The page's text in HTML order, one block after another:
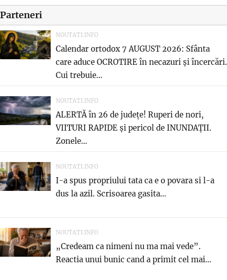
Parteneri
NOUTATI.INFO
Calendar ortodox 7 AUGUST 2026: Sfânta
care aduce OCROTIRE în necazuri și încercări.
Cui trebuie...
NOUTATI.INFO
ALERTĂ în 26 de județe! Ruperi de nori,
VIITURI RAPIDE și pericol de INUNDAȚII.
Zonele...
NOUTATI.INFO
I-a spus propriului tata ca e o povara si l-a
dus la azil. Scrisoarea gasita...
NOUTATI.INFO
„Credeam ca nimeni nu ma mai vede”.
Reactia unui bunic cand a primit cel mai...